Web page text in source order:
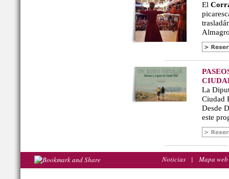
El
La
Ciudad
Desde
este
Noticias | Mapa web